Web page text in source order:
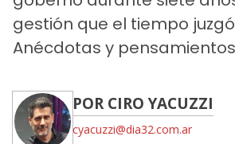
gestión que el tiempo
Anécdotas y
POR CIRO YACUZZI
cyacuzzi@dia32.com.ar